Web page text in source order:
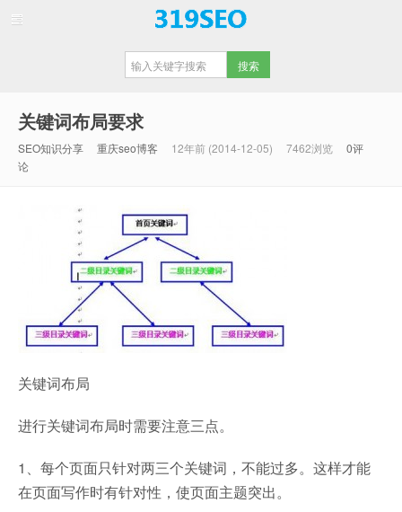
关键词布局要求
SEO知识分享 重庆seo博客 12年前 (2014-12-05) 7462浏览
0评
论
关键词布局
进行关键词布局时需要注意三点。
1、每个页面只针对两三个关键词，不能过多。这样才能
在页面写作时有针对性，使页面主题突出。